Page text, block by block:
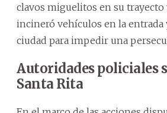
clavos miguelitos en su trayecto
incineró vehículos en la entrada
ciudad para impedir una
Autoridades policiales
Santa Rita